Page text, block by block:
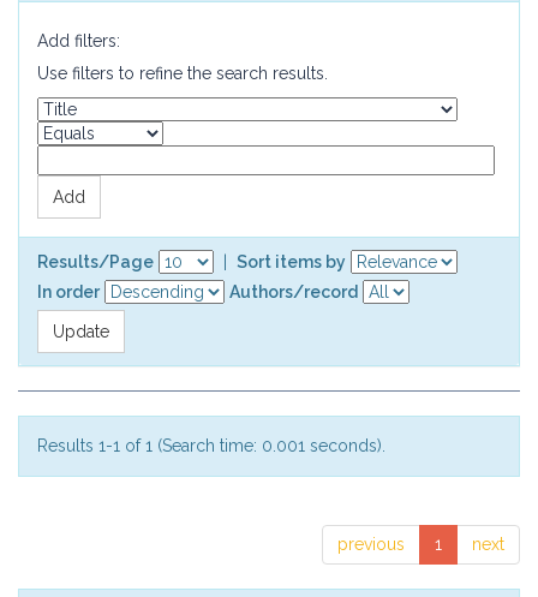
Add filters:
Use filters to refine the search results.
Results/Page
Sort items by
In order
Authors/record
Results 1-1 of 1 (Search time: 0.001 seconds).
previous 1 next